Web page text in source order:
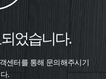
었습니다.
센터를 통해 문의해주시기
.